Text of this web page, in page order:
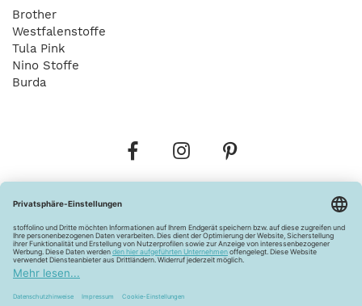
Brother
Westfalenstoffe
Tula Pink
Nino Stoffe
Burda
Widerrufsbelehrung Vertrag widerrufen
Barrierefreiheitserklärung